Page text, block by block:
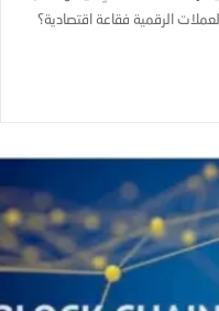
الرقمية فقاعة اقتصادية؟